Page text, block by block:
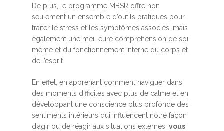
De plus, le programme MBSR offre non
seulement un ensemble d’outils pratiques pour
traiter le stress et les symptômes associés, mais
également une meilleure compréhension de soi-
même et du fonctionnement interne du corps et
de l’esprit.
En effet, en apprenant comment naviguer dans
des moments difficiles avec plus de calme et en
développant une conscience plus profonde des
sentiments intérieurs qui influencent notre façon
d’agir ou de réagir aux situations externes, vous